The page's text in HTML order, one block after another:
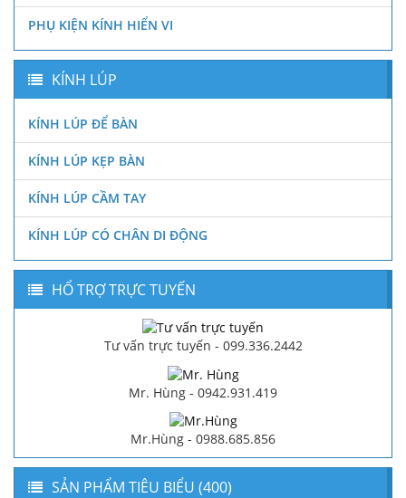
PHỤ KIỆN KÍNH HIỂN VI
KÍNH LÚP
KÍNH LÚP ĐỂ BÀN
KÍNH LÚP KẸP BÀN
KÍNH LÚP CẦM TAY
KÍNH LÚP CÓ CHÂN DI ĐỘNG
HỔ TRỢ TRỰC TUYẾN
Tư vấn trực tuyến - 099.336.2442
Mr. Hùng - 0942.931.419
Mr.Hùng - 0988.685.856
SẢN PHẨM TIÊU BIỂU (400)